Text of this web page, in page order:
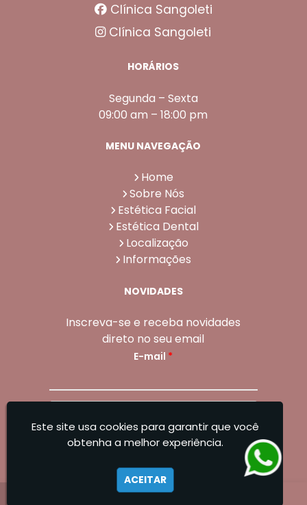
Clínica Sangoleti
Clínica Sangoleti
HORÁRIOS
Segunda – Sexta
09:00 am – 18:00 pm
MENU NAVEGAÇÃO
Home
Sobre Nós
Estética Facial
Estética Dental
Localização
Informações
NOVIDADES
Inscreva-se e receba novidades
direto no seu email
E-mail *
Sangoleti Odontologia - Estética Dental e
Este site usa cookies para garantir que você
obtenha a melhor experiência.
ACEITAR